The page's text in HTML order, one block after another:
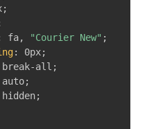
;
fa, "Courier New" ;
: 0px;
break-all ;
auto;
hidden;